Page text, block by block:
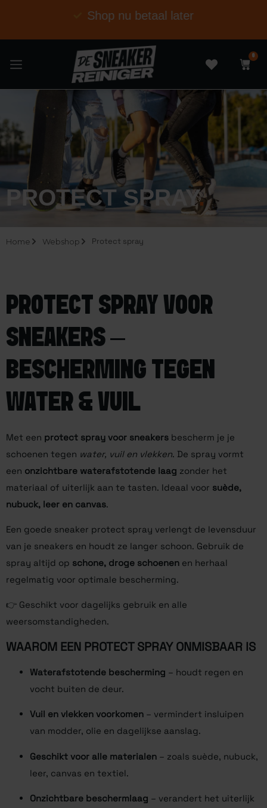
Shop nu betaal later
0
PROTECT SPRAY.
Home Webshop Protect spray
PROTECT SPRAY VOOR
SNEAKERS –
BESCHERMING TEGEN
WATER & VUIL
Met een protect spray voor sneakers bescherm je je
schoenen tegen water, vuil en vlekken. De spray vormt
een onzichtbare waterafstotende laag zonder het
materiaal of uiterlijk aan te tasten. Ideaal voor suède,
nubuck, leer en canvas.
Een goede sneaker protect spray verlengt de levensduur
van je sneakers en houdt ze langer schoon. Gebruik de
spray altijd op schone, droge schoenen en herhaal
regelmatig voor optimale bescherming.
👉 Geschikt voor dagelijks gebruik en alle
weersomstandigheden.
WAAROM EEN PROTECT SPRAY ONMISBAAR IS
Waterafstotende bescherming – houdt regen en
vocht buiten de deur.
Vuil en vlekken voorkomen – vermindert insluipen
van modder, olie en dagelijkse aanslag.
Geschikt voor alle materialen – zoals suède, nubuck,
leer, canvas en textiel.
Onzichtbare beschermlaag – verandert het uiterlijk